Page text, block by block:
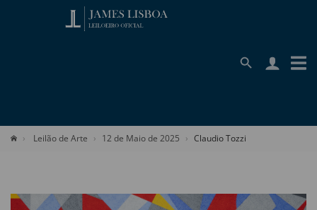
Leilão de Arte 12 de Maio de 2025 Claudio Tozzi